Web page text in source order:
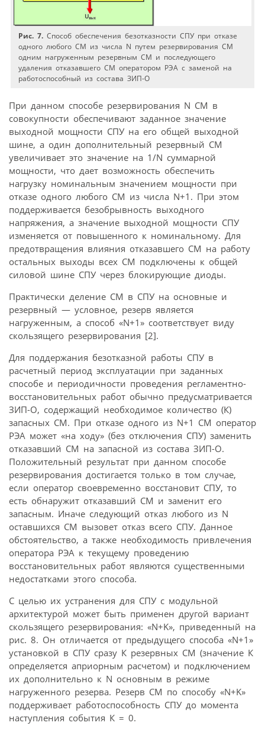
Рис. 7. Способ обеспечения безотказности СПУ при отказе
одного любого СМ из числа N путем резервирования СМ
одним нагруженным резервным СМ и последующего
удаления отказавшего СМ оператором РЭА с заменой на
работоспособный из состава ЗИП-О
При данном способе резервирования N СМ в
совокупности обеспечивают заданное значение
выходной мощности СПУ на его общей выходной
шине, а один дополнительный резервный СМ
увеличивает это значение на 1/N суммарной
мощности, что дает возможность обеспечить
нагрузку номинальным значением мощности при
отказе одного любого СМ из числа N+1. При этом
поддерживается безобрывность выходного
напряжения, а значение выходной мощности СПУ
изменяется от повышенного к номинальному. Для
предотвращения влияния отказавшего СМ на работу
остальных выходы всех СМ подключены к общей
силовой шине СПУ через блокирующие диоды.
Практически деление СМ в СПУ на основные и
резервный — условное, резерв является
нагруженным, а способ «N+1» соответствует виду
скользящего резервирования [2].
Для поддержания безотказной работы СПУ в
расчетный период эксплуатации при заданных
способе и периодичности проведения регламентно-
восстановительных работ обычно предусматривается
ЗИП-О, содержащий необходимое количество (К)
запасных СМ. При отказе одного из N+1 СМ оператор
РЭА может «на ходу» (без отключения СПУ) заменить
отказавший СМ на запасной из состава ЗИП-О.
Положительный результат при данном способе
резервирования достигается только в том случае,
если оператор своевременно восстановит СПУ, то
есть обнаружит отказавший СМ и заменит его
запасным. Иначе следующий отказ любого из N
оставшихся СМ вызовет отказ всего СПУ. Данное
обстоятельство, а также необходимость привлечения
оператора РЭА к текущему проведению
восстановительных работ являются существенными
недостатками этого способа.
С целью их устранения для СПУ с модульной
архитектурой может быть применен другой вариант
скользящего резервирования: «N+K», приведенный на
рис. 8. Он отличается от предыду­щего способа «N+1»
установкой в СПУ сразу К резервных СМ (значение К
определяется априорным расчетом) и подключением
их дополнительно к N основным в режиме
нагруженного резерва. Резерв СМ по способу «N+K»
поддерживает работоспособность СПУ до момента
наступления события К = 0.